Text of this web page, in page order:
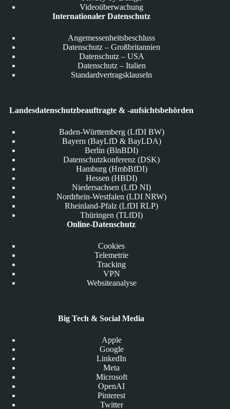
Videoüberwachung
Internationaler Datenschutz
Angemessenheitsbeschluss
Datenschutz – Großbritannien
Datenschutz – USA
Datenschutz – Italien
Standardvertragsklauseln
Landesdatenschutzbeauftragte & -aufsichtsbehörden
Baden-Württemberg (LfDI BW)
Bayern (BayLfD & BayLDA)
Berlin (BlnBDI)
Datenschutzkonferenz (DSK)
Hamburg (HmbBfDI)
Hessen (HBDI)
Niedersachsen (LfD NI)
Nordrhein-Westfalen (LDI NRW)
Rheinland-Pfalz (LfDI RLP)
Thüringen (TLfDI)
Online-Datenschutz
Cookies
Telemetrie
Tracking
VPN
Websiteanalyse
Big Tech & Social Media
Apple
Google
LinkedIn
Meta
Microsoft
OpenAI
Pinterest
Twitter